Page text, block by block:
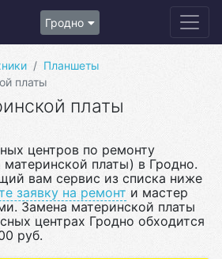
Гродно
Планшеты
платы
платы
центров по ремонту
платы) в Гродно.
вам сервис из списка ниже
заявку на ремонт и мастер
Замена материнской платы
центрах Гродно обходится
руб.